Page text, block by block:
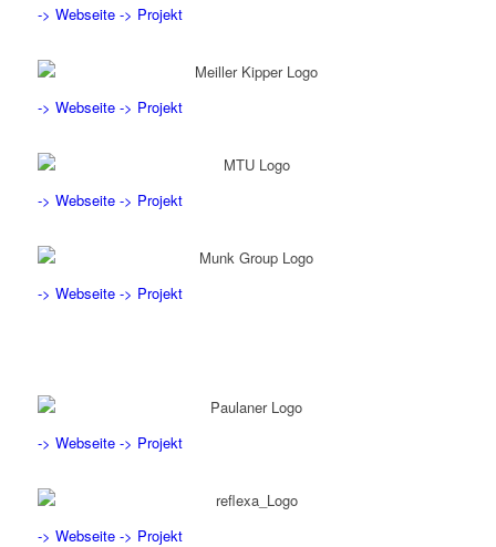
-> Webseite -> Projekt
-> Webseite -> Projekt
-> Webseite -> Projekt
-> Webseite -> Projekt
-> Webseite -> Projekt
-> Webseite -> Projekt